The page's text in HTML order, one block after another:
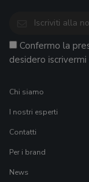
Confermo la
desidero
Chi siamo
I nostri esperti
Contatti
Per i brand
News